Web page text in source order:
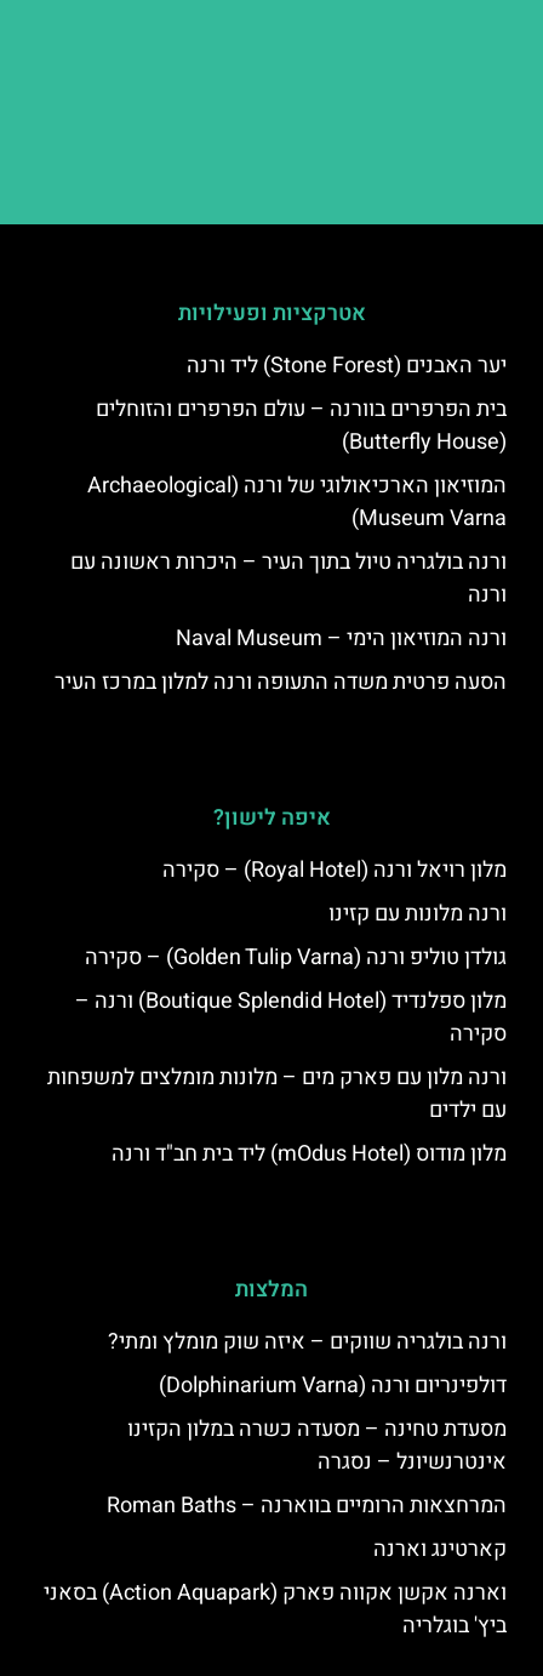
אטרקציות ופעילויות
יער האבנים (Stone Forest) ליד ורנה
בית הפרפרים בוורנה – עולם הפרפרים והזוחלים
(Butterfly House)
המוזיאון הארכיאולוגי של ורנה (Archaeological
Museum Varna)
ורנה בולגריה טיול בתוך העיר – היכרות ראשונה עם
ורנה
ורנה המוזיאון הימי – Naval Museum
הסעה פרטית משדה התעופה ורנה למלון במרכז העיר
איפה לישון?
מלון רויאל ורנה (Royal Hotel) – סקירה
ורנה מלונות עם קזינו
גולדן טוליפ ורנה (Golden Tulip Varna) – סקירה
מלון ספלנדיד (Boutique Splendid Hotel) ורנה –
סקירה
ורנה מלון עם פארק מים – מלונות מומלצים למשפחות
עם ילדים
מלון מודוס (mOdus Hotel) ליד בית חב"ד ורנה
המלצות
ורנה בולגריה שווקים – איזה שוק מומלץ ומתי?
דולפינריום ורנה (Dolphinarium Varna)
מסעדת טחינה – מסעדה כשרה במלון הקזינו
אינטרנשיונל – נסגרה
המרחצאות הרומיים בווארנה – Roman Baths
קארטינג וארנה
וארנה אקשן אקווה פארק (Action Aquapark) בסאני
ביץ' בוגלריה